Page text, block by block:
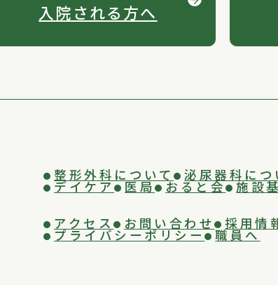
入院される方へ
整形外科について 泌尿器科につ
デイケア 医局 おると会 施設
アクセス お問い合わせ 採用情
プライバシーポリシー 職員へ